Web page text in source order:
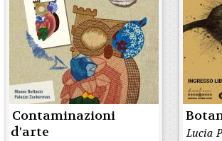
Contaminazioni
d'arte
Lucia